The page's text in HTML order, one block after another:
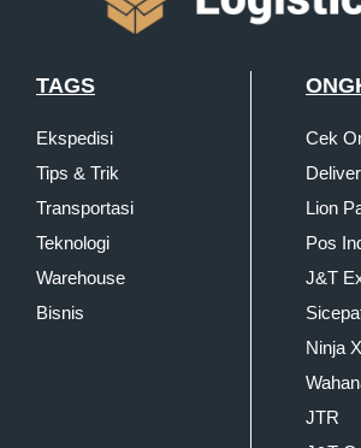
TAGS
Ekspedisi
Tips & Trik
Transportasi
Teknologi
Warehouse
Bisnis
Cek
Lion
Pos
J&T
Ninja
JTR